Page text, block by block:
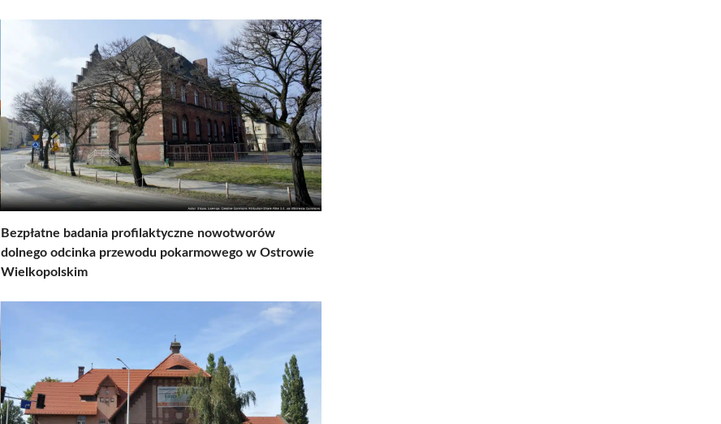
Bezpłatne badania profilaktyczne nowotworów
dolnego odcinka przewodu pokarmowego w Ostrowie
Wielkopolskim